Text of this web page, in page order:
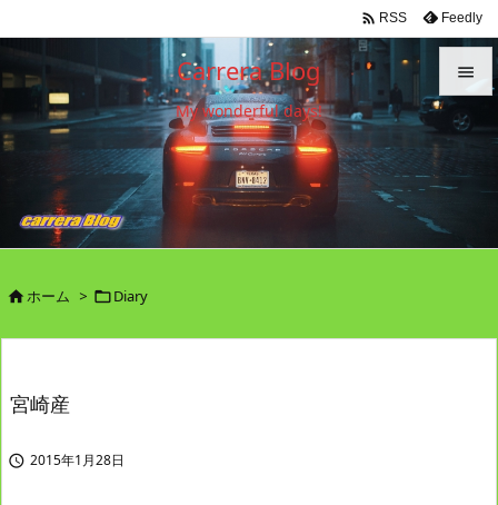
Carrera Blog
My wonderful days!


メニュ

 RSS Feedly
ホーム > Diary
宮崎産
 2015年1月28日